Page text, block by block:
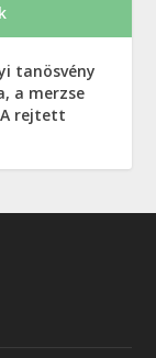
tanösvény
a merzse
A rejtett